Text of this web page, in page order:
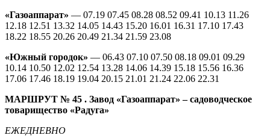
«Газоаппарат» — 07.19 07.45 08.28 08.52 09.41 10.13 11.26
12.18 12.51 13.32 14.05 14.43 15.20 16.01 16.31 17.10 17.43
18.22 18.55 20.26 20.49 21.34 21.59 23.08
«Южный городок» — 06.43 07.10 07.50 08.18 09.01 09.29
10.14 10.50 12.02 12.54 13.28 14.06 14.39 15.18 15.56 16.36
17.06 17.46 18.19 19.04 20.15 21.01 21.24 22.06 22.31
МАРШРУТ № 45 . Завод «Газоаппарат» – садоводческое
товарищество «Радуга»
ЕЖЕДНЕВНО